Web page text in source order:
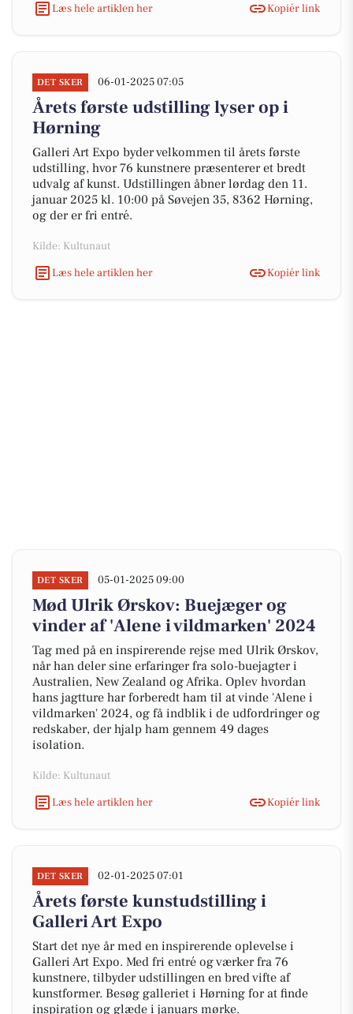
Læs hele artiklen her
Kopiér link
DET SKER 06-01-2025 07:05
Årets første udstilling lyser op i
Hørning
Galleri Art Expo byder velkommen til årets første
udstilling, hvor 76 kunstnere præsenterer et bredt
udvalg af kunst. Udstillingen åbner lørdag den 11.
januar 2025 kl. 10:00 på Søvejen 35, 8362 Hørning,
og der er fri entré.
Kilde: Kultunaut
Læs hele artiklen her
Kopiér link
DET SKER 05-01-2025 09:00
Mød Ulrik Ørskov: Buejæger og
vinder af 'Alene i vildmarken' 2024
Tag med på en inspirerende rejse med Ulrik Ørskov,
når han deler sine erfaringer fra solo-buejagter i
Australien, New Zealand og Afrika. Oplev hvordan
hans jagtture har forberedt ham til at vinde 'Alene i
vildmarken' 2024, og få indblik i de udfordringer og
redskaber, der hjalp ham gennem 49 dages
isolation.
Kilde: Kultunaut
Læs hele artiklen her
Kopiér link
DET SKER 02-01-2025 07:01
Årets første kunstudstilling i
Galleri Art Expo
Start det nye år med en inspirerende oplevelse i
Galleri Art Expo. Med fri entré og værker fra 76
kunstnere, tilbyder udstillingen en bred vifte af
kunstformer. Besøg galleriet i Hørning for at finde
inspiration og glæde i januars mørke.